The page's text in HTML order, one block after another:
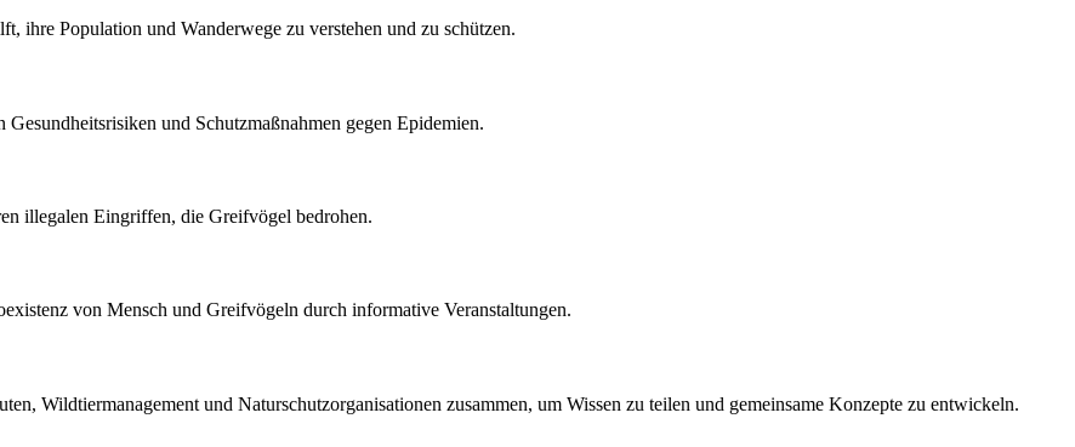
ihre Population und Wanderwege zu verstehen und zu schützen.
und Schutzmaßnahmen gegen Epidemien.
illegalen Eingriffen, die Greifvögel bedrohen.
von Mensch und Greifvögeln durch informative Veranstaltungen.
Wildtiermanagement und Naturschutzorganisationen zusammen, um Wissen zu teilen und gemeinsame Konzepte zu entwickeln.